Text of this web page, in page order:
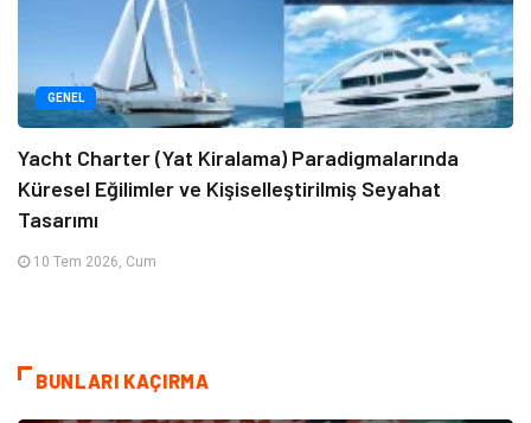
GENEL
Yacht Charter (Yat Kiralama) Paradigmalarında
Küresel Eğilimler ve Kişiselleştirilmiş Seyahat
Tasarımı
10 Tem 2026, Cum
BUNLARI KAÇIRMA